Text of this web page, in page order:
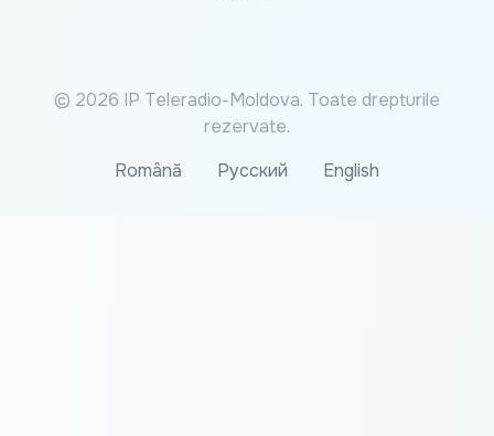
© 2026 IP Teleradio-Moldova. Toate drepturile
rezervate.
Română
Русский English